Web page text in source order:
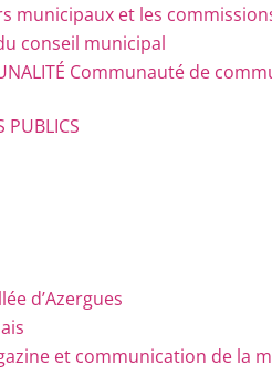
municipaux et les
conseil municipal
Communauté de
PUBLICS
d’Azergues
et communication de la